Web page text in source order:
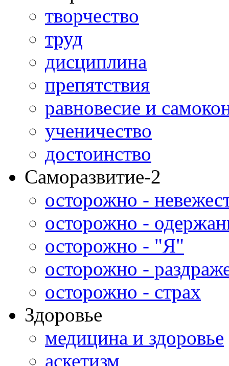
творчество
труд
дисциплина
препятствия
равновесие и
ученичество
достоинство
Саморазвитие-2
осторожно -
осторожно -
осторожно - "Я"
осторожно -
осторожно - страх
Здоровье
медицина и здоровье
аскетизм